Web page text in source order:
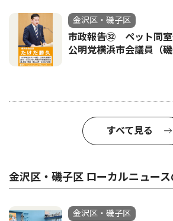
金沢区・磯子区
市政報告㉜ ペット同
公明党横浜市会議員（
すべて見る
金沢区・磯子区 ローカルニュー
金沢区・磯子区